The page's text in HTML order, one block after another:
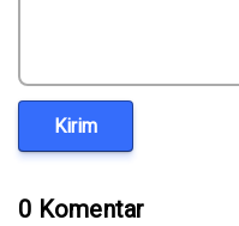
Kirim
0 Komentar